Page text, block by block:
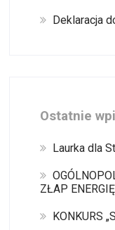
Deklaracja
Ostatnie
Laurka dla
ZŁAP
KONKURS